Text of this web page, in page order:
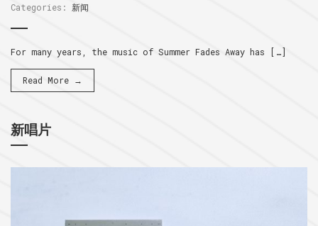
Categories:
新闻
For many years, the music of Summer Fades Away has […]
Read More →
新唱片